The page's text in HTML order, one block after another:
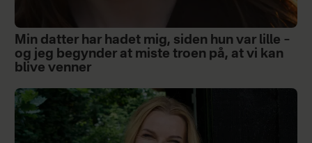
Min datter har hadet mig, siden hun var lille –
og jeg begynder at miste troen på, at vi kan
blive venner